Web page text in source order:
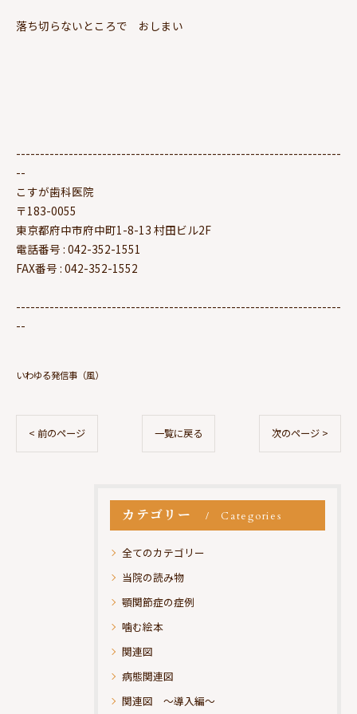
落ち切らないところで おしまい
--------------------------------------------------------------------
--
こすが歯科医院
〒183-0055
東京都府中市府中町1-8-13 村田ビル2F
電話番号 : 042-352-1551
FAX番号 : 042-352-1552
--------------------------------------------------------------------
--
いわゆる発信事（風）
< 前のページ 一覧に戻る 次のページ >
カテゴリー Categories
全てのカテゴリー
当院の読み物
顎関節症の症例
噛む絵本
関連図
病態関連図
関連図 ～導入編～